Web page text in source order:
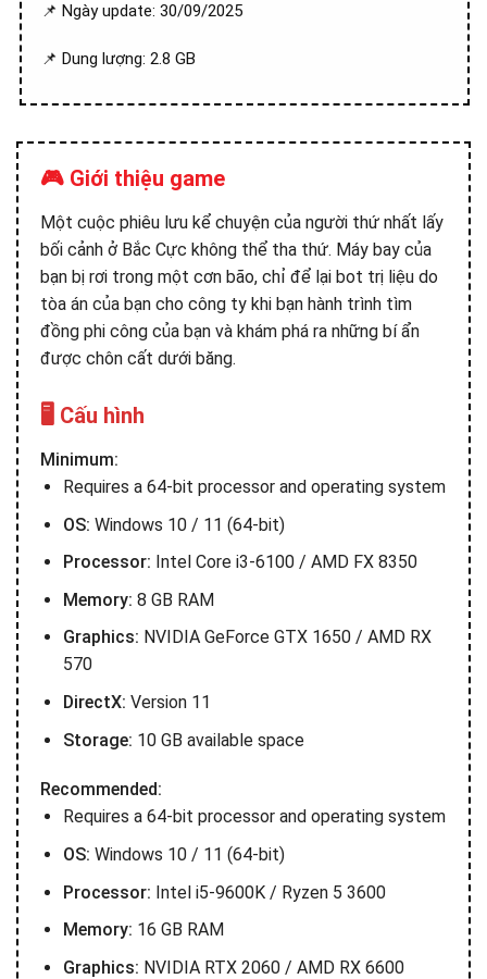
📌 Ngày update: 30/09/2025
📌 Dung lượng: 2.8 GB
🎮 Giới thiệu game
Một cuộc phiêu lưu kể chuyện của người thứ nhất lấy
bối cảnh ở Bắc Cực không thể tha thứ. Máy bay của
bạn bị rơi trong một cơn bão, chỉ để lại bot trị liệu do
tòa án của bạn cho công ty khi bạn hành trình tìm
đồng phi công của bạn và khám phá ra những bí ẩn
được chôn cất dưới băng.
🖥️ Cấu hình
Minimum:
Requires a 64-bit processor and operating system
OS: Windows 10 / 11 (64-bit)
Processor: Intel Core i3-6100 / AMD FX 8350
Memory: 8 GB RAM
Graphics: NVIDIA GeForce GTX 1650 / AMD RX
570
DirectX: Version 11
Storage: 10 GB available space
Recommended:
Requires a 64-bit processor and operating system
OS: Windows 10 / 11 (64-bit)
Processor: Intel i5-9600K / Ryzen 5 3600
Memory: 16 GB RAM
Graphics: NVIDIA RTX 2060 / AMD RX 6600